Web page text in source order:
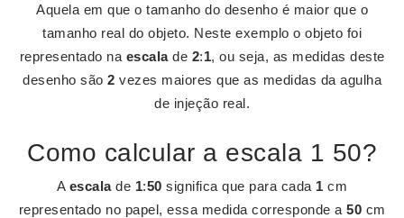
Aquela em que o tamanho do desenho é maior que o
tamanho real do objeto. Neste exemplo o objeto foi
representado na escalade 2:1, ou seja, as medidas deste
desenho são 2 vezes maiores que as medidas da agulha
de injeção real.
Como calcular a escala 1 50?
A escalade 1:50 significa que para cada 1 cm
representado no papel, essa medida corresponde a 50 cm